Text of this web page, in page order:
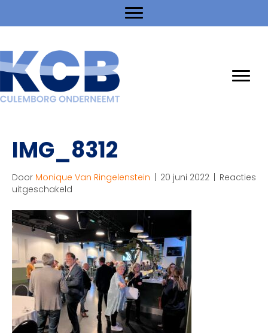
IMG_8312
Door Monique Van Ringelenstein | 20 juni 2022 | Reacties
uitgeschakeld